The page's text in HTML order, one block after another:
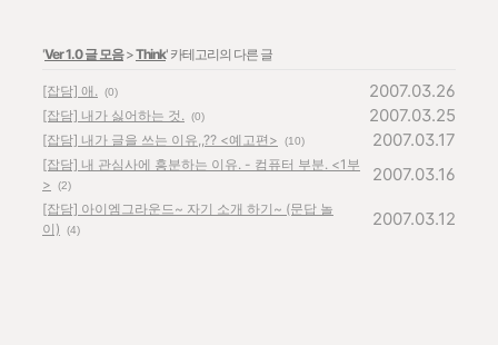
'Ver 1.0 글 모음>Think' 카테고리의 다른 글
[잡담] 애. (0) 2007.03.26
[잡담] 내가 싫어하는 것. (0) 2007.03.25
[잡담] 내가 글을 쓰는 이유,,?? <예고편> (10) 2007.03.17
[잡담] 내 관심사에 흥분하는 이유. - 컴퓨터 부분. <1부
>
(2)
2007.03.16
[잡담] 아이엠그라운드~ 자기 소개 하기~ (문답 놀
이)
(4)
2007.03.12